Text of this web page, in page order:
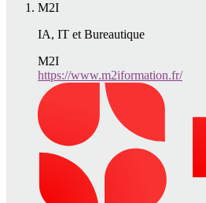
M2I
IA, IT et Bureautique
M2I
https://www.m2iformation.fr/